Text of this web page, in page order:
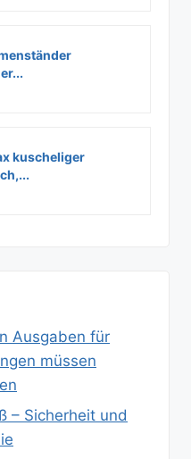
kuscheliger
Ausgaben für
müssen
– Sicherheit und